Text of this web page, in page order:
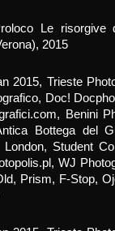
o Le risorgive
2015
2015, Trieste
Doc!
Benini
Bottega del
London, Student
WJ
Prism, F-Stop,